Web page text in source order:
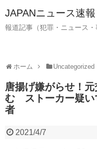
JAPANニュース速報
報道記事（犯罪・ニュース・
ホーム Uncategorized
唐揚げ嫌がらせ！
む ストーカー疑い
者
2021/4/7